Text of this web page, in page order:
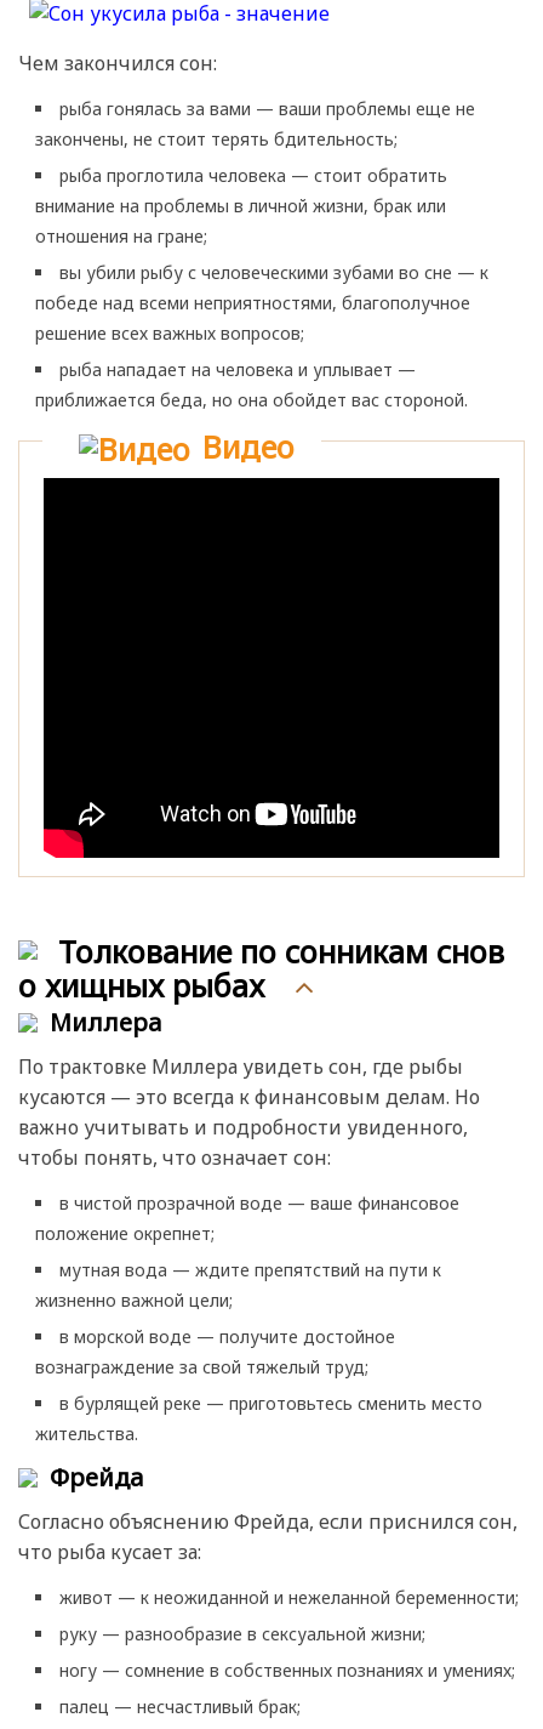
Чем закончился сон:
рыба гонялась за вами — ваши проблемы еще не
закончены, не стоит терять бдительность;
рыба проглотила человека — стоит обратить
внимание на проблемы в личной жизни, брак или
отношения на гране;
вы убили рыбу с человеческими зубами во сне — к
победе над всеми неприятностями, благополучное
решение всех важных вопросов;
рыба нападает на человека и уплывает —
приближается беда, но она обойдет вас стороной.
Видео
Толкование по сонникам снов
о хищных рыбах
Миллера
По трактовке Миллера увидеть сон, где рыбы
кусаются — это всегда к финансовым делам. Но
важно учитывать и подробности увиденного,
чтобы понять, что означает сон:
в чистой прозрачной воде — ваше финансовое
положение окрепнет;
мутная вода — ждите препятствий на пути к
жизненно важной цели;
в морской воде — получите достойное
вознаграждение за свой тяжелый труд;
в бурлящей реке — приготовьтесь сменить место
жительства.
Фрейда
Согласно объяснению Фрейда, если приснился сон,
что рыба кусает за:
живот — к неожиданной и нежеланной беременности;
руку — разнообразие в сексуальной жизни;
ногу — сомнение в собственных познаниях и умениях;
палец — несчастливый брак;